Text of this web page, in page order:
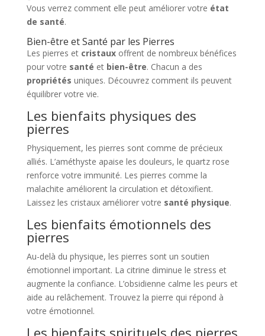
Vous verrez comment elle peut améliorer votre état
de santé.
Bien-être et Santé par les Pierres
Les pierres et cristauxoffrent de nombreux bénéfices
pour votre santé et bien-être. Chacun a des
propriétés uniques. Découvrez comment ils peuvent
équilibrer votre vie.
Les bienfaits physiques des
pierres
Physiquement, les pierres sont comme de précieux
alliés. L’améthyste apaise les douleurs, le quartz rose
renforce votre immunité. Les pierres comme la
malachite améliorent la circulation et détoxifient.
Laissez les cristaux améliorer votre santé physique.
Les bienfaits émotionnels des
pierres
Au-delà du physique, les pierres sont un soutien
émotionnel important. La citrine diminue le stress et
augmente la confiance. L’obsidienne calme les peurs et
aide au relâchement. Trouvez la pierre qui répond à
votre émotionnel.
Les bienfaits spirituels des pierres